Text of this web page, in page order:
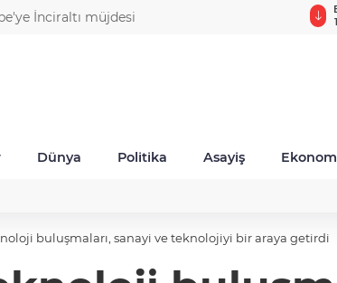
İnciraltı müjdesi
BGN
28,0626
Dünya Politika Asayiş
buluşmaları, sanayi ve teknolojiyi bir araya getirdi